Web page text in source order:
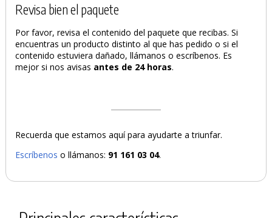
Revisa bien el paquete
Por favor, revisa el contenido del paquete que recibas. Si
encuentras un producto distinto al que has pedido o si el
contenido estuviera dañado, llámanos o escríbenos. Es
mejor si nos avisas antes de 24 horas.
Recuerda que estamos aquí para ayudarte a triunfar.
Escríbenos o llámanos: 91 161 03 04.